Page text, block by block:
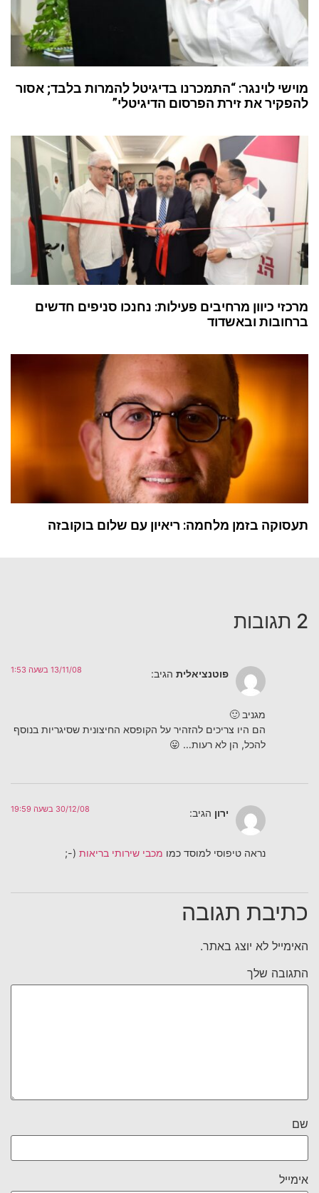
מוישי לוינגר: “התמכרנו בדיגיטל להמרות בלבד; אסור
להפקיר את זירת הפרסום הדיגיטלי”
מרכזי כיוון מרחיבים פעילות: נחנכו סניפים חדשים
ברחובות ובאשדוד
תעסוקה בזמן מלחמה: ריאיון עם שלום בוקובזה
2 תגובות
פוטנציאלית הגיב: 13/11/08 בשעה 1:53
מגניב 🙂
הם היו צריכים להזהיר על הקופסא החיצונית שסיגריות בנוסף
להכל, הן לא רעות… 😛
ירון הגיב: 30/12/08 בשעה 19:59
נראה טיפוסי למוסד כמו מכבי שירותי בריאות (-;
כתיבת תגובה
האימייל לא יוצג באתר.
התגובה שלך
שם
אימייל